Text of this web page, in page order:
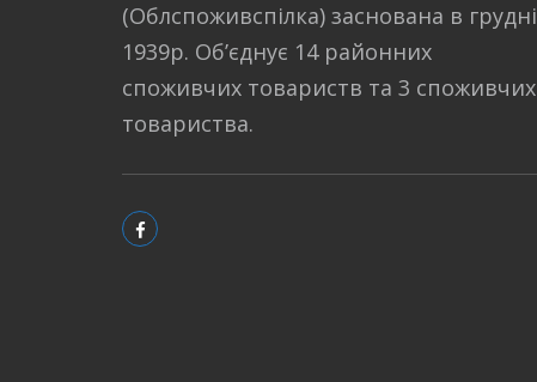
(Облспоживспілка) заснована в грудні
1939р. Об’єднує 14 районних
споживчих товариств та 3 споживчих
товариства.